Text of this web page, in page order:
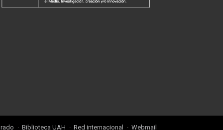
Biblioteca UAH Red internacional Webmail